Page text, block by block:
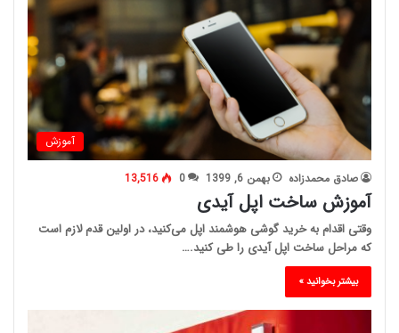
آموزش
صادق محمدزاده بهمن 6, 1399 0
13,516
آموزش ساخت اپل آیدی
وقتی اقدام به خرید گوشی هوشمند اپل می‌کنید، در اولین قدم لازم است
که مراحل ساخت اپل آیدی را طی کنید.…
بیشتر بخوانید »